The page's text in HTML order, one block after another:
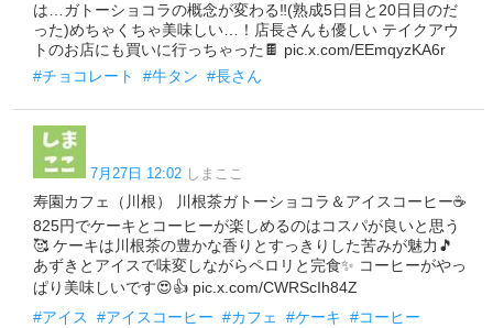
は…ガトーショコラの概念が変わる‼️(熟成5日目と20日目のだ
った)めちゃくちゃ美味しい…！店長さんも優しい テイクアウ
トのお店にも買いに行っちゃった🍫 pic.x.com/EEmqyzKA6r
#チョコレート
#牛タン #長さん
7月27日 12:02 しまここ
寿園カフェ（川根） 川根茶ガトーショコラ＆アイスコーヒー☕️
825円でケーキとコーヒーが楽しめるのはコスパが良いと思う
🥰 ケーキは川根茶の豊かな香りとすっきりした苦みが魅力🎵
あずきとアイスで味変しながらペロリと完食✨ コーヒーがやっ
ぱり美味しいです😍👍 pic.x.com/CWRScIh84Z
#アイス
#アイスコーヒー #カフェ #ケーキ #コーヒー